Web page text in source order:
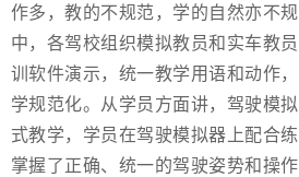
作多，教的不规范，学的自然亦不
中，各驾校组织模拟教员和实车教
训软件演示，统一教学用语和动作
学规范化。从学员方面讲，驾驶模
式教学，学员在驾驶模拟器上配合
掌握了正确、统一的驾驶姿势和操